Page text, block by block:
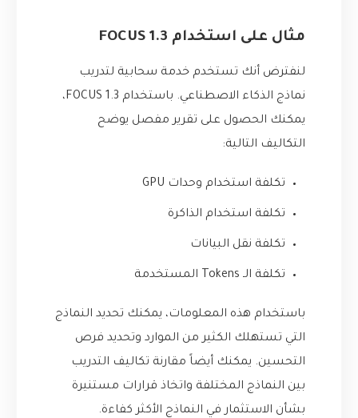
مثال على استخدام FOCUS 1.3
لنفترض أنك تستخدم خدمة سحابية لتدريب
نماذج الذكاء الاصطناعي. باستخدام FOCUS 1.3،
يمكنك الحصول على تقرير مفصل يوضح
التكاليف التالية:
تكلفة استخدام وحدات GPU
تكلفة استخدام الذاكرة
تكلفة نقل البيانات
تكلفة الـ Tokens المستخدمة
باستخدام هذه المعلومات، يمكنك تحديد النماذج
التي تستهلك الكثير من الموارد وتحديد فرص
التحسين. يمكنك أيضاً مقارنة تكاليف التدريب
بين النماذج المختلفة واتخاذ قرارات مستنيرة
بشأن الاستثمار في النماذج الأكثر كفاءة.